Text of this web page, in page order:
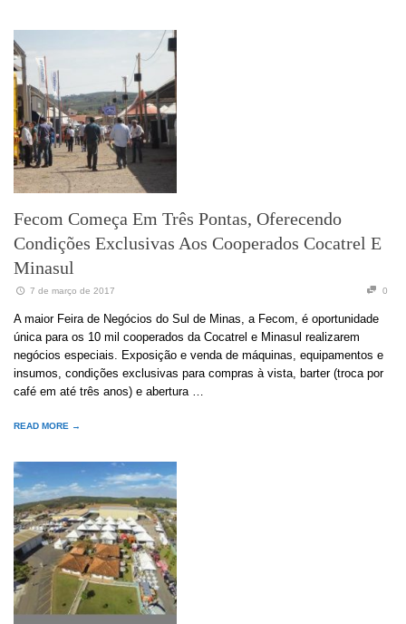
Fecom Começa Em Três Pontas, Oferecendo
Condições Exclusivas Aos Cooperados Cocatrel E
Minasul
7 de março de 2017 0
A maior Feira de Negócios do Sul de Minas, a Fecom, é oportunidade
única para os 10 mil cooperados da Cocatrel e Minasul realizarem
negócios especiais. Exposição e venda de máquinas, equipamentos e
insumos, condições exclusivas para compras à vista, barter (troca por
café em até três anos) e abertura …
READ MORE →